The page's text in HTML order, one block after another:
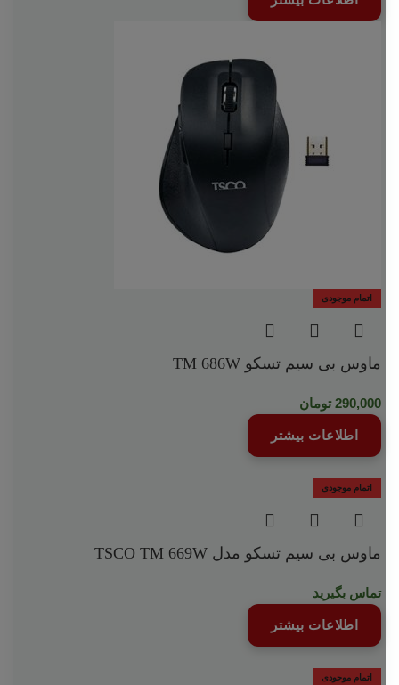
اتمام موجودی
ماوس بی سیم تسکو TM 686W
290,000 تومان
اطلاعات بیشتر
اتمام موجودی
ماوس بی سیم تسکو مدل TSCO TM 669W
تماس بگیرید
اطلاعات بیشتر
اتمام موجودی